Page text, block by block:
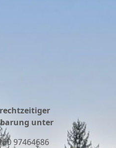
unter
97464686